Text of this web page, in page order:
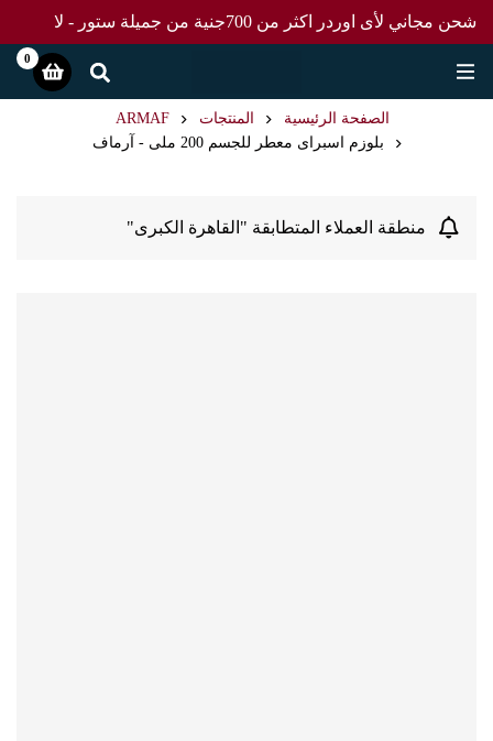
شحن مجاني لأى اوردر اكثر من 700جنية من جميلة ستور - لا
تفوت العرض
0
الصفحة الرئيسية المنتجات
ARMAF
بلوزم اسبراى معطر للجسم 200 ملى - آرماف
منطقة العملاء المتطابقة "القاهرة الكبرى"